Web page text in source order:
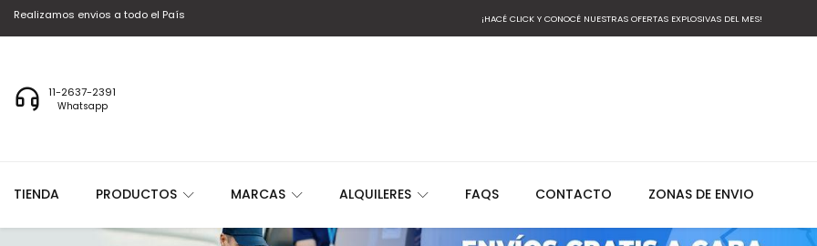
Realizamos envios a todo el País ¡HACÉ CLICK Y CONOCÉ NUESTRAS OFERTAS EXPLOSIVAS DEL MES!
11-2637-2391
Whatsapp
TIENDA PRODUCTOS MARCAS ALQUILERES FAQS CONTACTO ZONAS DE ENVIO